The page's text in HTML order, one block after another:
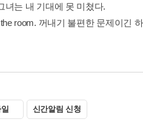
녀는 내 기대에 못 미쳤다.
room. 꺼내기 불편한 문제이긴
신간알림 신청